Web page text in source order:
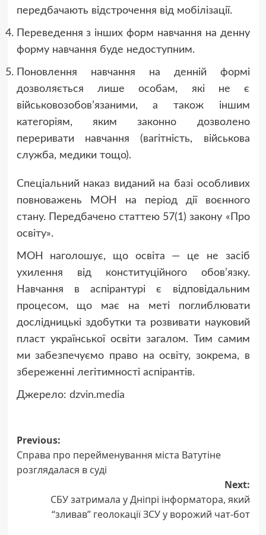
передбачають відстрочення від мобілізації.
Переведення з інших форм навчання на денну
форму навчання буде недоступним.
Поновлення навчання на денній формі
дозволяється лише особам, які не є
військовозобов’язаними, а також іншим
категоріям, яким законно дозволено
переривати навчання (вагітність, військова
служба, медики тощо).
Спеціальний наказ виданий на базі особливих
повноважень МОН на період дії воєнного
стану. Передбачено статтею 57(1) закону «Про
освіту».
МОН наголошує, що освіта — це не засіб
ухилення від конституційного обов’язку.
Навчання в аспірантурі є відповідальним
процесом, що має на меті поглиблювати
дослідницькі здобутки та розвивати науковий
пласт української освіти загалом. Тим самим
ми забезпечуємо право на освіту, зокрема, в
збереженні легітимності аспірантів.
Джерело: dzvin.media
Post
navigation
Previous:
Справа про перейменування міста Ватутіне
розглядалася в суді
Next:
СБУ затримала у Дніпрі інформатора, який
“зливав” геолокації ЗСУ у ворожий чат-бот